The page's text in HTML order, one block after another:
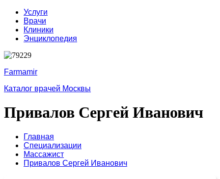
Услуги
Врачи
Клиники
Энциклопедия
Farmamir
Каталог врачей Москвы
Привалов Сергей Иванович
Главная
Специализации
Массажист
Привалов Сергей Иванович